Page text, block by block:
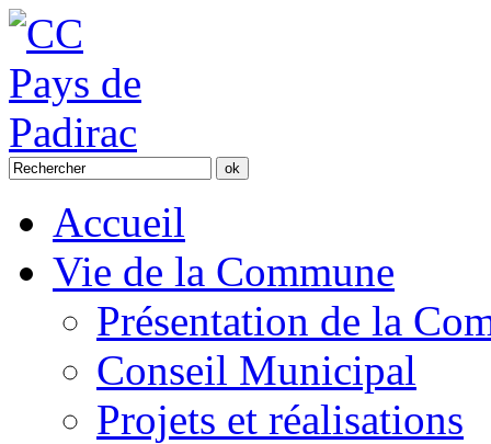
Accueil
Vie de la Commune
Présentation de la
Conseil Municipal
Projets et réalisations